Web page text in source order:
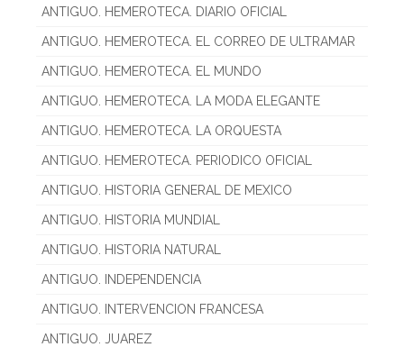
ANTIGUO. HEMEROTECA. DIARIO OFICIAL
ANTIGUO. HEMEROTECA. EL CORREO DE ULTRAMAR
ANTIGUO. HEMEROTECA. EL MUNDO
ANTIGUO. HEMEROTECA. LA MODA ELEGANTE
ANTIGUO. HEMEROTECA. LA ORQUESTA
ANTIGUO. HEMEROTECA. PERIODICO OFICIAL
ANTIGUO. HISTORIA GENERAL DE MEXICO
ANTIGUO. HISTORIA MUNDIAL
ANTIGUO. HISTORIA NATURAL
ANTIGUO. INDEPENDENCIA
ANTIGUO. INTERVENCION FRANCESA
ANTIGUO. JUAREZ